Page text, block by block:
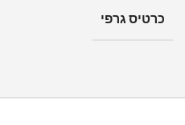
תכונות
Built-in speakers
המוצר
כרטיס גרפי